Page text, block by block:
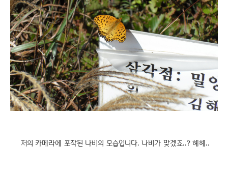
저의 카메라에 포착된 나비의 모습입니다. 나비가 맞겠죠..? 헤헤..